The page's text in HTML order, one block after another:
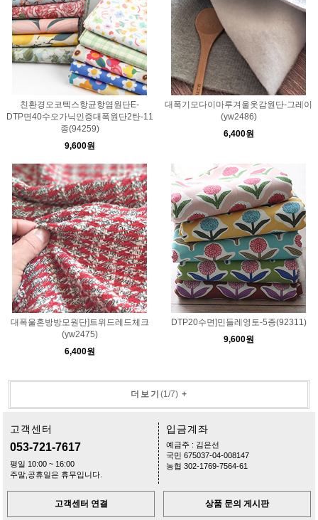
친환경오코텍스항균항염원단E-
DTP면40수오가닉인증대폭원단2탄-11
종(94259)
9,600원
대폭기모다이마루겨울옷감원단-그레이
(yw2486)
6,400원
대폭울혼방방모원단]트위드레드체크
(yw2475)
6,400원
DTP20수면]민들레영토-5종(92311)
9,600원
더보기 (1/7)+
고객센터
053-721-7617
평일 10:00 ~ 16:00
주말,공휴일은 휴무입니다.
입금계좌
예금주 : 김은선
국민 675037-04-008147
농협 302-1769-7564-61
고객센터 연결 상품 문의 게시판